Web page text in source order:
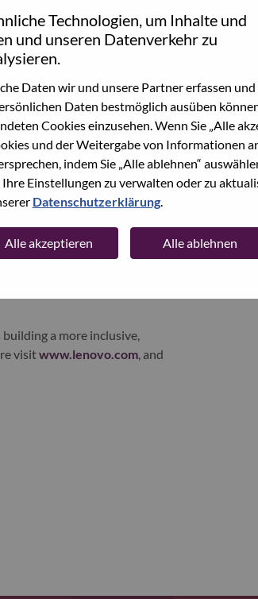
Technologien, um Inhalte und
und unseren Datenverkehr zu
Daten wir und unsere Partner erfassen und
Daten bestmöglich ausüben
Cookies einzusehen. Wenn Sie „Alle
und der Weitergabe von Informationen
indem Sie „Alle ablehnen“
Einstellungen zu verwalten oder zu
Datenschutzerklärung.
Alle akzeptieren Alle ablehnen
in the Fortune Global
a bold vision to deliver
PC company with a full-
smartphones,
software defined
in world-changing
everyone, everywhere.
(HKSE: 992) (ADR:
a more inclusive,
visitwww.lenovo.com, and
Alle